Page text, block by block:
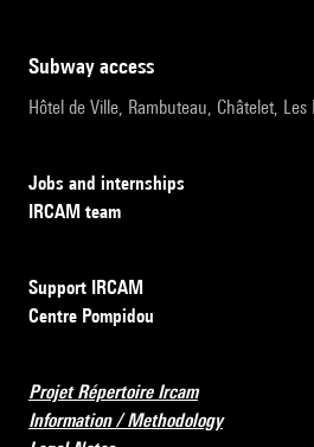
subway access
Hôtel de Ville, Rambuteau, Châtelet, Les
Jobs and internships
IRCAM team
Support IRCAM
Centre Pompidou
Projet Répertoire Ircam
Information / Methodology